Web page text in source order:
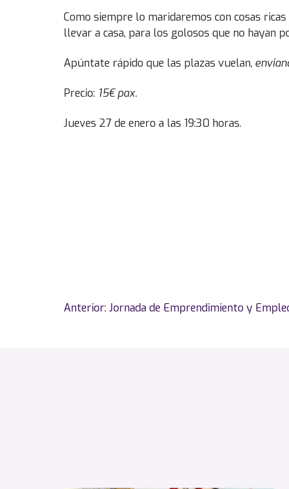
Como siempre lo maridaremos con cosas
llevar a casa, para los golosos que no hayan
Apúntate rápido que las plazas vuelan,
Precio: 15€ pax.
Jueves 27 de enero a las 19:30 horas.
Navegación
Anterior: Jornada de Emprendimiento y